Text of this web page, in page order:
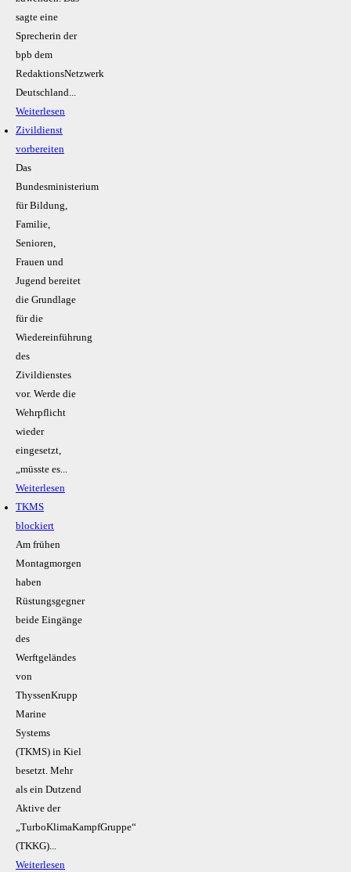
sagte eine
Sprecherin der
bpb dem
RedaktionsNetzwerk
Deutschland...
Weiterlesen
Zivildienst
vorbereiten
Das
Bundesministerium
für Bildung,
Familie,
Senioren,
Frauen und
Jugend bereitet
die Grundlage
für die
Wiedereinführung
des
Zivildienstes
vor. Werde die
Wehrpflicht
wieder
eingesetzt,
„müsste es...
Weiterlesen
TKMS
blockiert
Am frühen
Montagmorgen
haben
Rüstungsgegner
beide Eingänge
des
Werftgeländes
von
ThyssenKrupp
Marine
Systems
(TKMS) in Kiel
besetzt. Mehr
als ein Dutzend
Aktive der
„TurboKlimaKampfGruppe“
(TKKG)...
Weiterlesen